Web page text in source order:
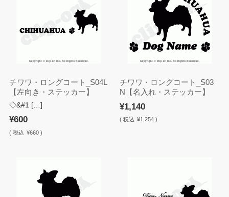
チワワ・ロングコート_S04L
【左向き・ステッカー】
◇&#1 […]
¥600
( 税込 ¥660 )
チワワ・ロングコート_S03
N【名入れ・ステッカー】
¥1,140
(税込 ¥1,254 )